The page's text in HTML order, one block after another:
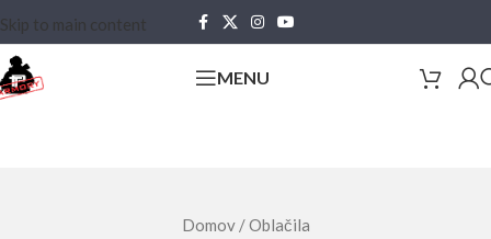
Skip to main content
MENU
Domov /Oblačila